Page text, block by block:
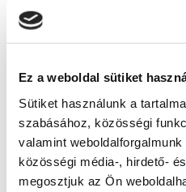
Ez a weboldal sütiket
Sütiket használunk a
szabásához, közösségi
valamint
közösségi média-, hirdető-
megosztjuk az Ön
További lépések a
A TISZA alelnöke,
Kormánybiztos
Teljes állapot lista
A probléma megoldásához